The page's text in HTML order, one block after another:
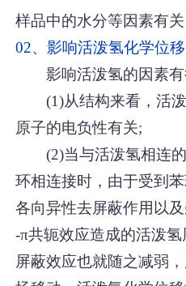
样品中的水分等因素有关
02、影响活泼氢化学位
影响活泼氢的因素有
(1)从结构来看，活
原子的电负性有关;
(2)当与活泼氢相连
环相连接时，由于受到
各向异性去屏蔽作用以
-π共轭效应造成的活泼氢
屏蔽效应也就随之减弱